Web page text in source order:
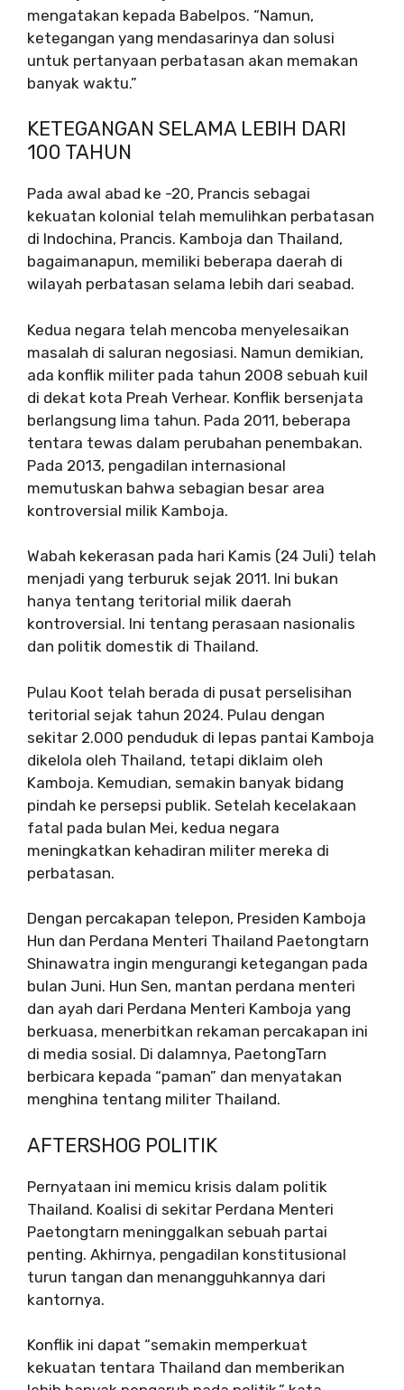
mengatakan kepada Babelpos. “Namun,
ketegangan yang mendasarinya dan solusi
untuk pertanyaan perbatasan akan memakan
banyak waktu.”
KETEGANGAN SELAMA LEBIH DARI
100 TAHUN
Pada awal abad ke -20, Prancis sebagai
kekuatan kolonial telah memulihkan perbatasan
di Indochina, Prancis. Kamboja dan Thailand,
bagaimanapun, memiliki beberapa daerah di
wilayah perbatasan selama lebih dari seabad.
Kedua negara telah mencoba menyelesaikan
masalah di saluran negosiasi. Namun demikian,
ada konflik militer pada tahun 2008 sebuah kuil
di dekat kota Preah Verhear. Konflik bersenjata
berlangsung lima tahun. Pada 2011, beberapa
tentara tewas dalam perubahan penembakan.
Pada 2013, pengadilan internasional
memutuskan bahwa sebagian besar area
kontroversial milik Kamboja.
Wabah kekerasan pada hari Kamis (24 Juli) telah
menjadi yang terburuk sejak 2011. Ini bukan
hanya tentang teritorial milik daerah
kontroversial. Ini tentang perasaan nasionalis
dan politik domestik di Thailand.
Pulau Koot telah berada di pusat perselisihan
teritorial sejak tahun 2024. Pulau dengan
sekitar 2.000 penduduk di lepas pantai Kamboja
dikelola oleh Thailand, tetapi diklaim oleh
Kamboja. Kemudian, semakin banyak bidang
pindah ke persepsi publik. Setelah kecelakaan
fatal pada bulan Mei, kedua negara
meningkatkan kehadiran militer mereka di
perbatasan.
Dengan percakapan telepon, Presiden Kamboja
Hun dan Perdana Menteri Thailand Paetongtarn
Shinawatra ingin mengurangi ketegangan pada
bulan Juni. Hun Sen, mantan perdana menteri
dan ayah dari Perdana Menteri Kamboja yang
berkuasa, menerbitkan rekaman percakapan ini
di media sosial. Di dalamnya, PaetongTarn
berbicara kepada “paman” dan menyatakan
menghina tentang militer Thailand.
AFTERSHOG POLITIK
Pernyataan ini memicu krisis dalam politik
Thailand. Koalisi di sekitar Perdana Menteri
Paetongtarn meninggalkan sebuah partai
penting. Akhirnya, pengadilan konstitusional
turun tangan dan menangguhkannya dari
kantornya.
Konflik ini dapat “semakin memperkuat
kekuatan tentara Thailand dan memberikan